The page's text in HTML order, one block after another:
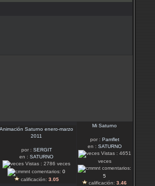
Animación Saturno enero-marzo
2011
por : SERGIT
en : SATURNO
Vistas : 2786 veces
comentarios: 0
calificación: 3.05
Mi Saturno
por : Pamflet
en : SATURNO
Vistas : 4651
veces
comentarios:
5
calificación: 3.46